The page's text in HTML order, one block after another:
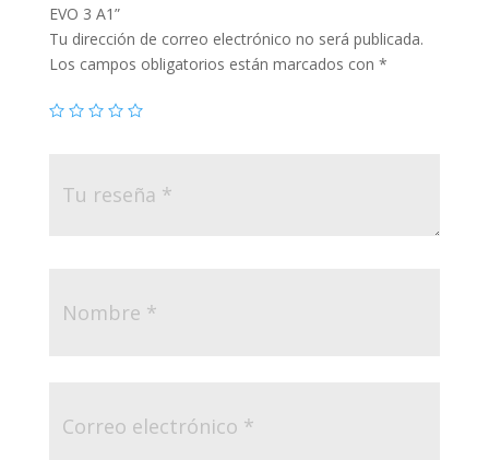
EVO 3 A1”
Tu dirección de correo electrónico no será publicada.
Los campos obligatorios están marcados con *